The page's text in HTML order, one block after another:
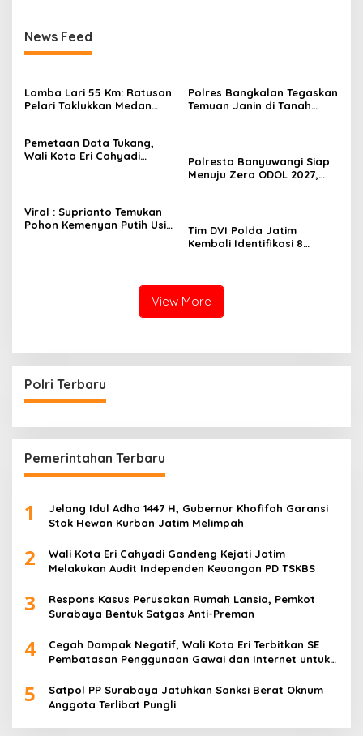
News Feed
Lomba Lari 55 Km: Ratusan
Pelari Taklukkan Medan
Polres Bangkalan Tegaskan
Temuan Janin di Tanah
Pemetaan Data Tukang,
Wali Kota Eri Cahyadi
Polresta Banyuwangi Siap
Menuju Zero ODOL 2027,
Viral : Suprianto Temukan
Pohon Kemenyan Putih Usia
Tim DVI Polda Jatim
Kembali Identifikasi 8
View More
Polri Terbaru
Pemerintahan Terbaru
1
Jelang Idul Adha 1447 H, Gubernur Khofifah Garansi
Stok Hewan Kurban Jatim Melimpah
2
Wali Kota Eri Cahyadi Gandeng Kejati Jatim
Melakukan Audit Independen Keuangan PD TSKBS
3
Respons Kasus Perusakan Rumah Lansia, Pemkot
Surabaya Bentuk Satgas Anti-Preman
4
Cegah Dampak Negatif, Wali Kota Eri Terbitkan SE
Pembatasan Penggunaan Gawai dan Internet untuk
5
Satpol PP Surabaya Jatuhkan Sanksi Berat Oknum
Anggota Terlibat Pungli